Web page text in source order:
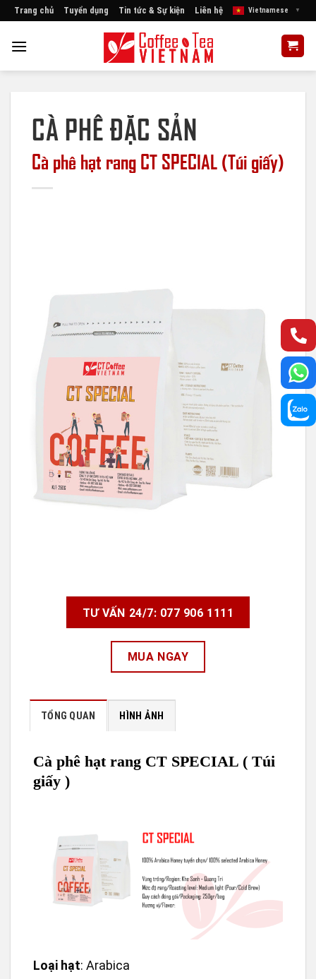
Skip
content
Trang chủ Tuyển dụng Tin tức & Sự kiện Liên hệ Vietnamese ▼
CÀ PHÊ ĐẶC SẢN
Cà phê hạt rang CT SPECIAL (Túi giấy)
TƯ VẤN 24/7: 077 906 1111
MUA NGAY
TỔNG QUAN HÌNH ẢNH
Cà phê hạt rang CT SPECIAL ( Túi
giấy )
Loại hạt: Arabica